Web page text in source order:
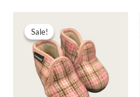
Sale!
Sale!
hind
oli:
7,80 €.
hind
on:
4,00 €.